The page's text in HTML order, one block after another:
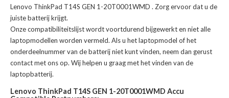
Lenovo ThinkPad T14S GEN 1-20T0001WMD . Zorg ervoor dat u de
juiste batterij krijgt.
Onze compatibiliteitslijst wordt voortdurend bijgewerkt en niet alle
laptopmodellen worden vermeld. Als u het laptopmodel of het
onderdeelnummer van de batterij niet kunt vinden, neem dan gerust
contact met ons op. Wij helpen u graag met het vinden van de
laptopbatterij.
Lenovo ThinkPad T14S GEN 1-20T0001WMD Accu